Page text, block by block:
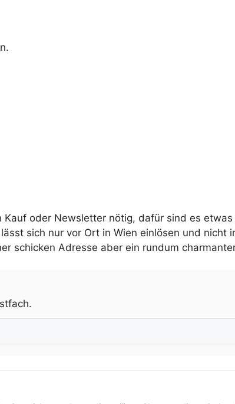
Kauf oder Newsletter nötig, dafür sind es
sich nur vor Ort in Wien einlösen und
schicken Adresse aber ein rundum